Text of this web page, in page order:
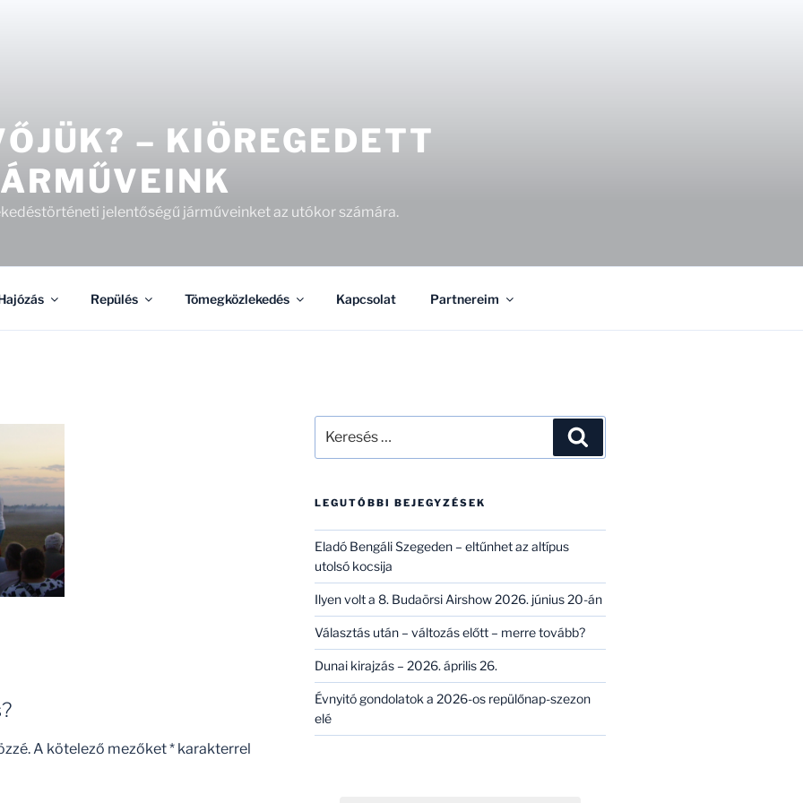
– KIÖREGEDETT
jelentőségű járműveinket az utókor számára.
Repülés Tömegközlekedés Kapcsolat Partnereim
A kötelező mezőket* karakterrel
következő
LEGUTÓBBI BEJEGYZÉSEK
Eladó Bengáli Szegeden – eltűnhet az altípus
utolsó kocsija
Ilyen volt a 8. Budaörsi Airshow 2026. június 20-án
Választás után – változás előtt – merre tovább?
Dunai kirajzás – 2026. április 26.
Évnyitó gondolatok a 2026-os repülőnap-szezon
elé